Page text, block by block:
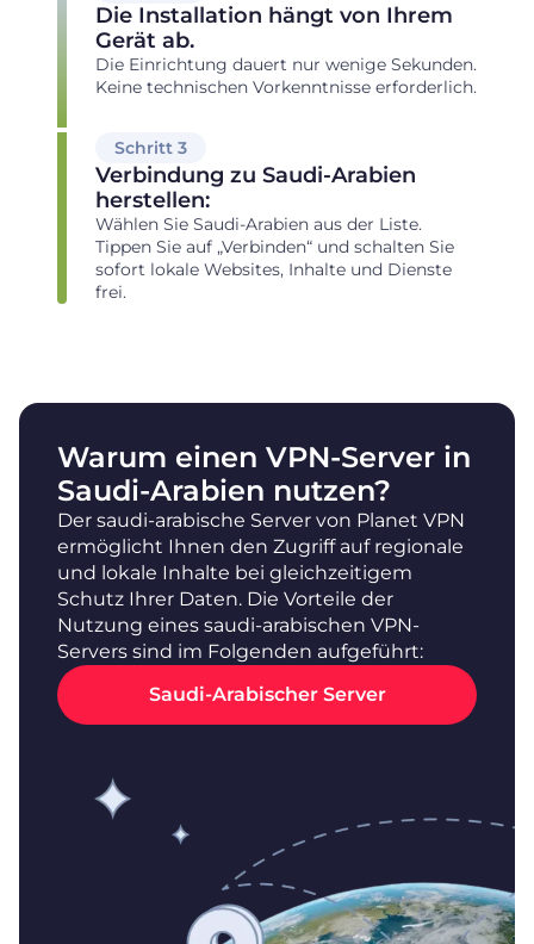
Die Installation hängt von Ihrem
Gerät ab.
Die Einrichtung dauert nur wenige Sekunden.
Keine technischen Vorkenntnisse erforderlich.
Schritt 3
Verbindung zu Saudi-Arabien
herstellen:
Wählen Sie Saudi-Arabien aus der Liste.
Tippen Sie auf „Verbinden“ und schalten Sie
sofort lokale Websites, Inhalte und Dienste
frei.
Warum einen VPN-Server in
Saudi-Arabien nutzen?
Der saudi-arabische Server von Planet VPN
ermöglicht Ihnen den Zugriff auf regionale
und lokale Inhalte bei gleichzeitigem
Schutz Ihrer Daten. Die Vorteile der
Nutzung eines saudi-arabischen VPN-
Servers sind im Folgenden aufgeführt:
Saudi-Arabischer Server